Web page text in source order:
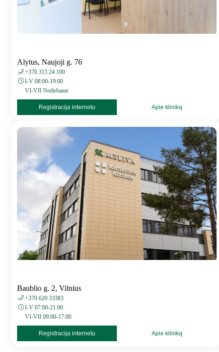
Alytus, Naujoji g. 76
+370 315 24 100
I-V 08:00-19:00
VI-VII Nedirbame
Registracija internetu Apie kliniką
Baublio g. 2, Vilnius
+370 620 33383
I-V 07:00-21:00
VI-VII 09:00-17:00
Registracija internetu Apie kliniką